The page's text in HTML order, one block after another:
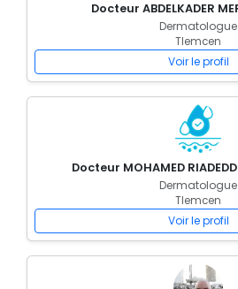
Docteur ABDELKADER
Dermatologue
Tlemcen
Voir le profil
Docteur MOHAMED
Dermatologue
Tlemcen
Voir le profil